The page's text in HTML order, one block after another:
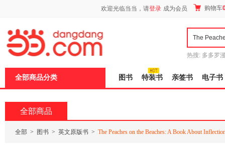
欢迎光临当当，请登录 成为会员 购物车
热搜: 多多罗
全部商品分类 图书 特装书 亲签书 电子书
全部商品
全部 > 图书 > 英文原版书 > The Peaches on the Beaches: A Book About
页
加